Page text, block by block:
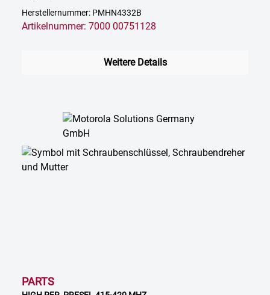
Herstellernummer: PMHN4332B
Artikelnummer: 7000 00751128
Weitere Details
PARTS